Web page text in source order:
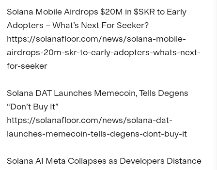
Solana Mobile Airdrops $20M in $SKR to Early
Adopters – What’s Next For Seeker?
https://solanafloor.com/news/solana-mobile-
airdrops-20m-skr-to-early-adopters-whats-next-
for-seeker
Solana DAT Launches Memecoin, Tells Degens
“Don’t Buy It”
https://solanafloor.com/news/solana-dat-
launches-memecoin-tells-degens-dont-buy-it
Solana AI Meta Collapses as Developers Distance